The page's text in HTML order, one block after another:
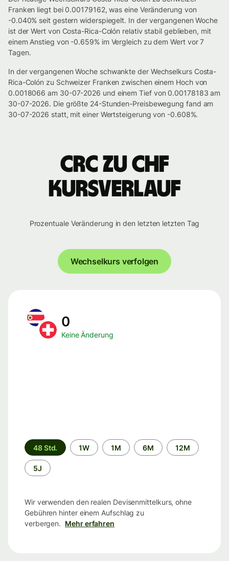
Franken liegt bei 0.00179162, was eine Veränderung von
-0.040% seit gestern widerspiegelt. In der vergangenen Woche
ist der Wert von Costa-Rica-Colón relativ stabil geblieben, mit
einem Anstieg von -0.659% im Vergleich zu dem Wert vor 7
Tagen.
In der vergangenen Woche schwankte der Wechselkurs Costa-
Rica-Colón zu Schweizer Franken zwischen einem Hoch von
0.0018066 am 30-07-2026 und einem Tief von 0.00178183 am
30-07-2026. Die größte 24-Stunden-Preisbewegung fand am
30-07-2026 statt, mit einer Wertsteigerung von -0.608%.
CRC zu CHF
Kursverlauf
Prozentuale Veränderung in den letzten letzten Tag
Wechselkurs verfolgen
0
Keine Änderung
Zeitraum
48 Std. 1W 1M 6M 12M
5J
Wir verwenden den realen Devisenmittelkurs, ohne
Gebühren hinter einem Aufschlag zu
verbergen. Mehr erfahren